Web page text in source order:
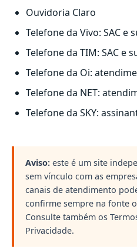
Ouvidoria Claro
Telefone da Vivo: SAC e
Telefone da TIM: SAC e
Telefone da Oi:
Telefone da NET:
Telefone da SKY:
Aviso: este é um site
sem vínculo com as
canais de atendimento
confirme sempre na fonte
Consulte também os
Privacidade.